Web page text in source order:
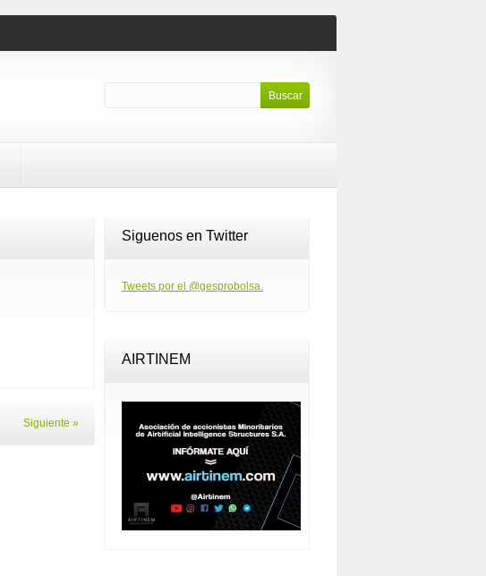
Siguiente »
Siguenos en Twitter
Tweets por el @gesprobolsa.
AIRTINEM